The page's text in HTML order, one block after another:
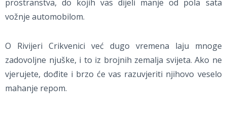
prostranstva, do kojih vas dijeli manje od pola sata
vožnje automobilom.
O Rivijeri Crikvenici već dugo vremena laju mnoge
zadovoljne njuške, i to iz brojnih zemalja svijeta. Ako ne
vjerujete, dođite i brzo će vas razuvjeriti njihovo veselo
mahanje repom.